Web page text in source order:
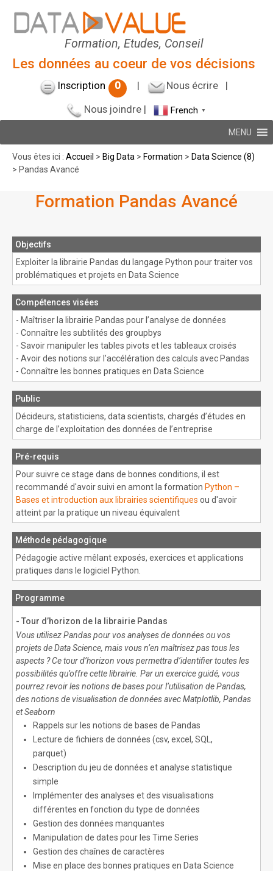
Formation, Etudes, Conseil
Les données au coeur de vos décisions
Inscription 0 | Nous écrire|
Nous joindre| French ▼
MENU
Vous êtes ici : Accueil > Big Data > Formation > Data Science (8)
> Pandas Avancé
Formation Pandas Avancé
Objectifs
Exploiter la librairie Pandas du langage Python pour traiter vos
problématiques et projets en Data Science
Compétences visées
- Maîtriser la librairie Pandas pour l’analyse de données
- Connaître les subtilités des groupbys
- Savoir manipuler les tables pivots et les tableaux croisés
- Avoir des notions sur l’accélération des calculs avec Pandas
- Connaître les bonnes pratiques en Data Science
Public
Décideurs, statisticiens, data scientists, chargés d’études en
charge de l’exploitation des données de l’entreprise
Pré-requis
Pour suivre ce stage dans de bonnes conditions, il est
recommandé d'avoir suivi en amont la formation Python –
Bases et introduction aux librairies scientifiques ou d'avoir
atteint par la pratique un niveau équivalent
Méthode pédagogique
Pédagogie active mêlant exposés, exercices et applications
pratiques dans le logiciel Python.
Programme
- Tour d’horizon de la librairie Pandas
Vous utilisez Pandas pour vos analyses de données ou vos
projets de Data Science, mais vous n’en maîtrisez pas tous les
aspects ? Ce tour d’horizon vous permettra d’identifier toutes les
possibilités qu’offre cette librairie. Par un exercice guidé, vous
pourrez revoir les notions de bases pour l’utilisation de Pandas,
des notions de visualisation de données avec Matplotlib, Pandas
et Seaborn
Rappels sur les notions de bases de Pandas
Lecture de fichiers de données (csv, excel, SQL,
parquet)
Description du jeu de données et analyse statistique
simple
Implémenter des analyses et des visualisations
différentes en fonction du type de données
Gestion des données manquantes
Manipulation de dates pour les Time Series
Gestion des chaînes de caractères
Mise en place des bonnes pratiques en Data Science